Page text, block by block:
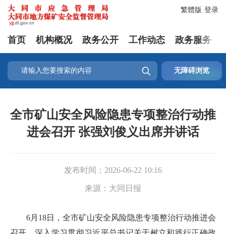
登录
繁體版
首页 机构概况 政务公开 工作动态 政务服务
 无障碍浏览
全市矿山安全风险隐患专项整治行动推
进会召开 张强刘俊义出席并讲话
发布时间： 2026-06-22 10:16
来源： 大同日报
6月18日，全市矿山安全风险隐患专项整治行动推进会